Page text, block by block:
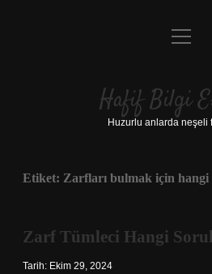
Anasayfa
Yasal
menüyü
Hafif Bilgi
Huzurlu anlarda neşeli
Etiket: Zarfları bulmak için
Zarf Tümleci Hangi
Tarih: Ekim 29, 2024